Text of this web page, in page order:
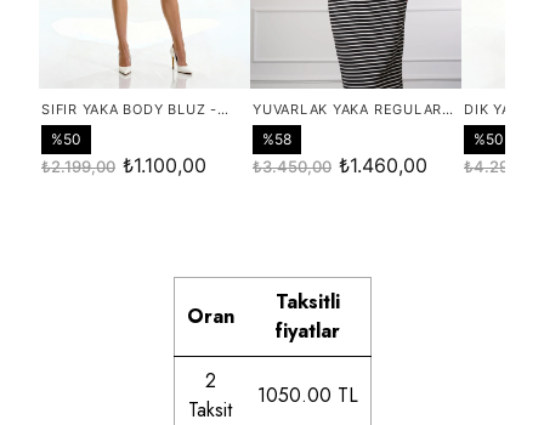
Oran
Taksitli
fiyatlar
2
Taksit
1050.00 TL